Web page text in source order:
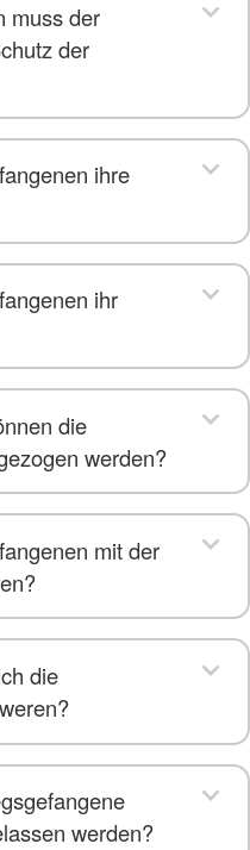
muss der
der
ihre
ihr
die
werden?
mit der
die
werden?